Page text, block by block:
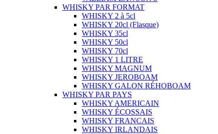
WHISKY PAR FORMAT
WHISKY 2 à 5cl
WHISKY 20cl (Flasque)
WHISKY 35cl
WHISKY 50cl
WHISKY 70cl
WHISKY 1 LITRE
WHISKY MAGNUM
WHISKY JEROBOAM
WHISKY GALON RÉHOBOAM
WHISKY PAR PAYS
WHISKY AMERICAIN
WHISKY ÉCOSSAIS
WHISKY FRANCAIS
WHISKY IRLANDAIS